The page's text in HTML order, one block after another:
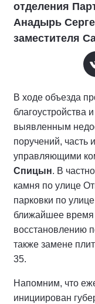
отделения
Анадырь
заместителя
В ходе объезда
благоустройства
выявленным
поручений, часть
управляющими
Спицын. В
камня по улице
парковки по
ближайшее время
восстановлению
также замене
35.
Напомним, что
инициирован